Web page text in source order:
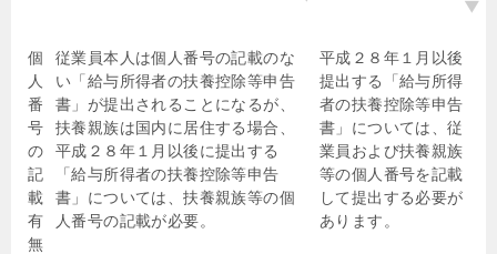
個
人
番
号
の
記
載
有
無
従業員本人は個人番号の記載のな
い「給与所得者の扶養控除等申告
書」が提出されることになるが、
扶養親族は国内に居住する場合、
平成２８年１月以後に提出する
「給与所得者の扶養控除等申告
書」については、扶養親族等の個
人番号の記載が必要。
平成２８年１月以後
提出する「給与所得
者の扶養控除等申告
書」については、従
業員および扶養親族
等の個人番号を記載
して提出する必要が
あります。